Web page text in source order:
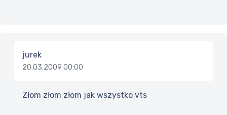
jurek
20.03.2009 00:00
Złom złom złom jak wszystko vts